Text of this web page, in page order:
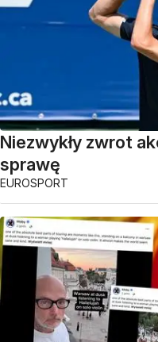
Niezwykły zwrot
sprawę
EUROSPORT